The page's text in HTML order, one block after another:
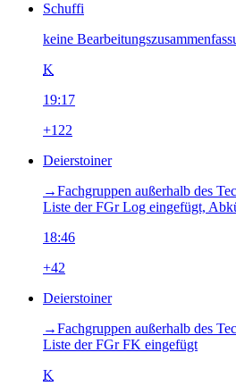
Schuffi
keine
K
19:17
+122
Deierstoiner
→‎Fachgruppen außerhalb des
Liste der FGr Log eingefügt,
18:46
+42
Deierstoiner
→‎Fachgruppen außerhalb des
Liste der FGr FK eingefügt
K